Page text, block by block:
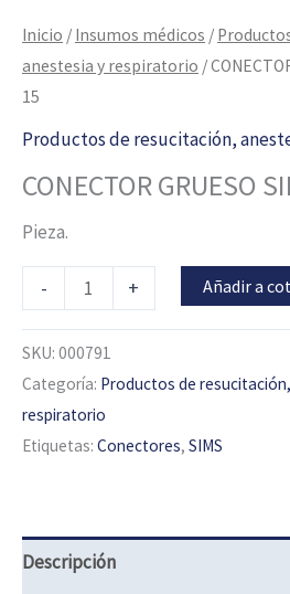
Inicio / Insumos médicos /
anestesia y respiratorio /
15
Productos de resucitación,
CONECTOR GRUESO
Pieza.
- + Añadir a
SKU: 000791
Categoría: Productos de
respiratorio
Etiquetas: Conectores, SIMS
Descripción